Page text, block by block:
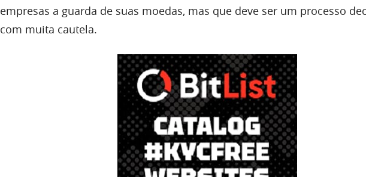
empresas a guarda de suas moedas, mas que deve ser um processo
com muita cautela.